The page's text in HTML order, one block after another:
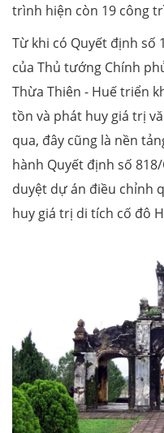
trình hiện còn 19 công
Từ khi có Quyết định số
của Thủ tướng Chính
Thừa Thiên - Huế triển
tồn và phát huy giá trị
qua, đây cũng là nền
hành Quyết định số
duyệt dự án điều chỉnh
huy giá trị di tích cố đô